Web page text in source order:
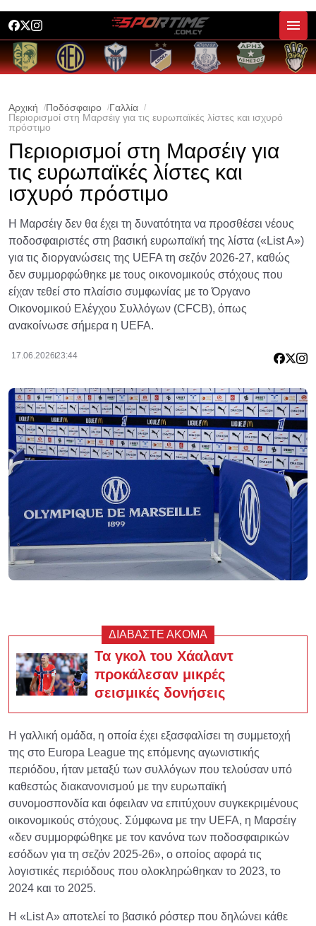
Αρχική Ποδόσφαιρο
Γαλλία
Περιορισμοί στη Μαρσέιγ για τις ευρωπαϊκές λίστες και ισχυρό
πρόστιμο
Περιορισμοί στη Μαρσέιγ για
τις ευρωπαϊκές λίστες και
ισχυρό πρόστιμο
Η Μαρσέιγ δεν θα έχει τη δυνατότητα να προσθέσει νέους
ποδοσφαιριστές στη βασική ευρωπαϊκή της λίστα («List A»)
για τις διοργανώσεις της UEFA τη σεζόν 2026-27, καθώς
δεν συμμορφώθηκε με τους οικονομικούς στόχους που
είχαν τεθεί στο πλαίσιο συμφωνίας με το Όργανο
Οικονομικού Ελέγχου Συλλόγων (CFCB), όπως
ανακοίνωσε σήμερα η UEFA.
17.06.202623:44
ΔΙΑΒΑΣΤΕ ΑΚΟΜΑ
Τα γκολ του Χάαλαντ
προκάλεσαν μικρές
σεισμικές δονήσεις
Η γαλλική ομάδα, η οποία έχει εξασφαλίσει τη συμμετοχή
της στο Europa League της επόμενης αγωνιστικής
περιόδου, ήταν μεταξύ των συλλόγων που τελούσαν υπό
καθεστώς διακανονισμού με την ευρωπαϊκή
συνομοσπονδία και όφειλαν να επιτύχουν συγκεκριμένους
οικονομικούς στόχους. Σύμφωνα με την UEFA, η Μαρσέιγ
«δεν συμμορφώθηκε με τον κανόνα των ποδοσφαιρικών
εσόδων για τη σεζόν 2025-26», ο οποίος αφορά τις
λογιστικές περιόδους που ολοκληρώθηκαν το 2023, το
2024 και το 2025.
Η «List A» αποτελεί το βασικό ρόστερ που δηλώνει κάθε